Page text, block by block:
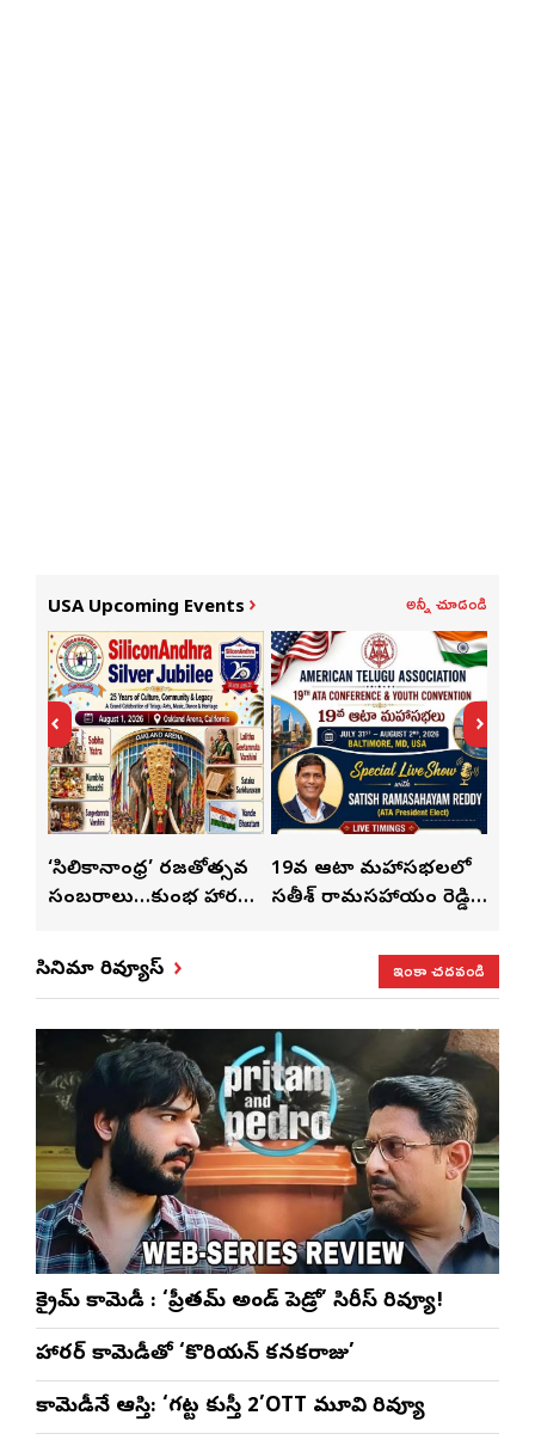
USA Upcoming Events అన్నీ చూడండి
‘సిలికానాంధ్ర’ రజతోత్సవ
సంబరాలు…కుంభ హారతి
19వ ఆటా మహాసభలలో
సతీశ్ రామసహాయం రెడ్డి
సినిమా రివ్యూస్
ఇంకా చదవండి
క్రైమ్ కామెడీ : ‘ప్రీతమ్ అండ్ పెడ్రో’ సిరీస్ రివ్యూ!
హారర్ కామెడీతో ‘కొరియన్ కనకరాజు’
కామెడీనే ఆస్తి: ‘గట్ట కుస్తీ 2’OTT మూవి రివ్యూ